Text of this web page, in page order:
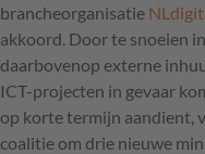
brancheorganisatie
akkoord. Door te snoeien
daarbovenop externe
ICT-projecten in gevaar
op korte termijn aandient,
coalitie om drie nieuwe